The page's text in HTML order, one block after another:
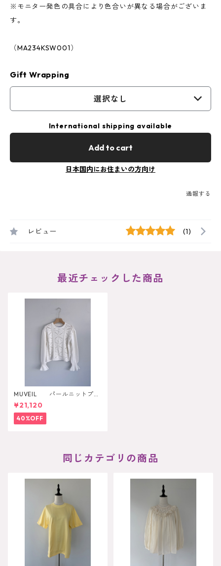
※モニター発色の具合により色合いが異なる場合がございま
す。
（MA234KSW001）
Gift Wrapping
選択なし
International shipping available
Add to cart
日本国内にお住まいの方向け
通報する
レビュー (1)
最近チェックした商品
MUVEIL パールニットプル
オーバー
¥21,120
40%OFF
同じカテゴリの商品